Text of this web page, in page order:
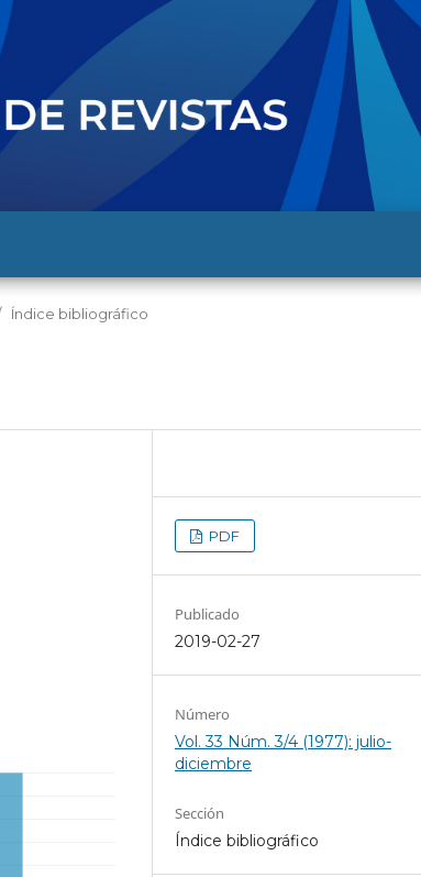
Índice bibliográfico
PDF
Publicado
2019-02-27
Número
Vol. 33 Núm. 3/4 (1977): julio-
diciembre
Sección
Índice bibliográfico